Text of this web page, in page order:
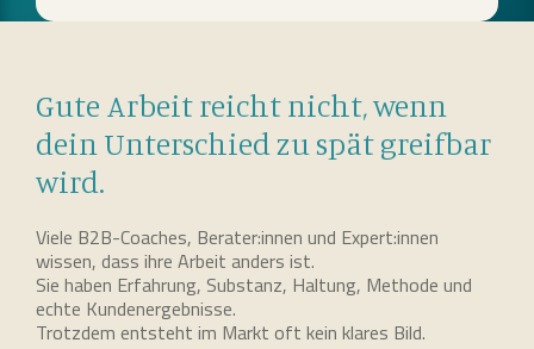
Gute Arbeit reicht nicht, wenn
dein Unterschied zu spät greifbar
wird.
Viele B2B-Coaches, Berater:innen und Expert:innen
wissen, dass ihre Arbeit anders ist.
Sie haben Erfahrung, Substanz, Haltung, Methode und
echte Kundenergebnisse.
Trotzdem entsteht im Markt oft kein klares Bild.